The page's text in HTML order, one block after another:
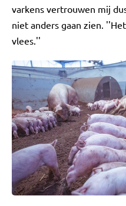
varkens vertrouwen mij
niet anders gaan zien.
vlees.''